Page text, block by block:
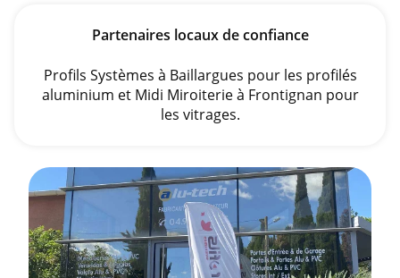
Partenaires locaux de confiance
Profils Systèmes à Baillargues pour les profilés
aluminium et Midi Miroiterie à Frontignan pour
les vitrages.